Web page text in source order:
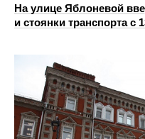
На улице Яблоневой
и стоянки транспорта с